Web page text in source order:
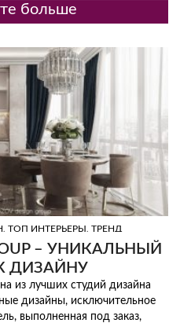
больше
ТОП ИНТЕРЬЕРЫ ТРЕНД
– УНИКАЛЬНЫЙ
ДИЗАЙНУ
из лучших студий дизайна
дизайны, исключительное
выполненная под заказ,